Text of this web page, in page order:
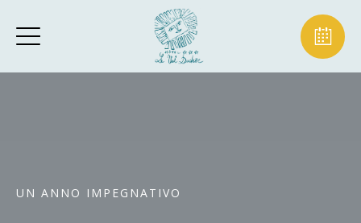
UN ANNO IMPEGNATIVO